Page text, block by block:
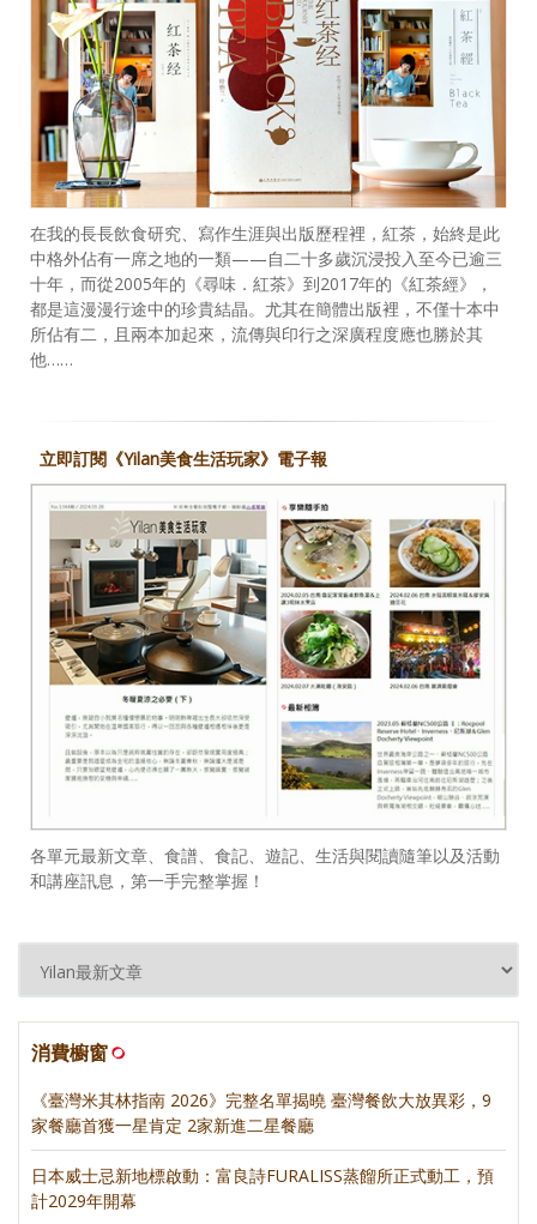
媒體報導一覽
合作與代言
訂閱電子報
在我的長長飲食研究、寫作生涯與出版歷程裡，紅茶，始終是此
中格外佔有一席之地的一類——自二十多歲沉浸投入至今已逾三
十年，而從2005年的《尋味．紅茶》到2017年的《紅茶經》，
都是這漫漫行途中的珍貴結晶。尤其在簡體出版裡，不僅十本中
所佔有二，且兩本加起來，流傳與印行之深廣程度應也勝於其
他……
立即訂閱《Yilan美食生活玩家》電子報
各單元最新文章、食譜、食記、遊記、生活與閱讀隨筆以及活動
和講座訊息，第一手完整掌握！
消費櫥窗
《臺灣米其林指南 2026》完整名單揭曉 臺灣餐飲大放異彩，9
家餐廳首獲一星肯定 2家新進二星餐廳
日本威士忌新地標啟動：富良詩FURALISS蒸餾所正式動工，預
計2029年開幕